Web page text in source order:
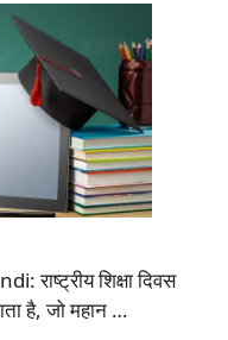
शिक्षा दिवस
है, जो महान …